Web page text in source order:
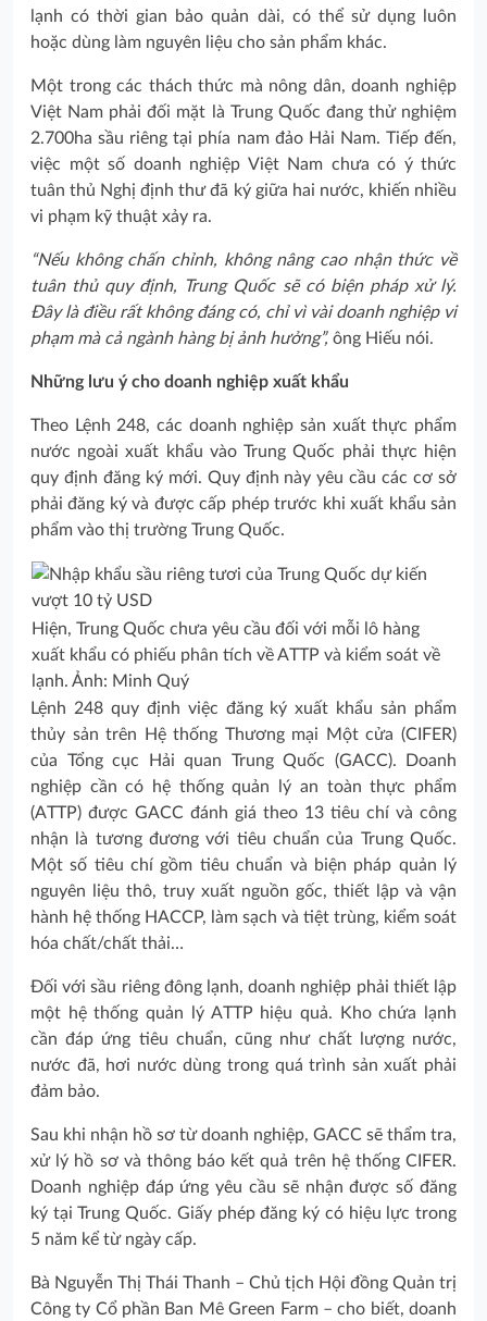
lạnh có thời gian bảo quản dài, có thể sử dụng luôn
hoặc dùng làm nguyên liệu cho sản phẩm khác.
Một trong các thách thức mà nông dân, doanh nghiệp
Việt Nam phải đối mặt là Trung Quốc đang thử nghiệm
2.700ha sầu riêng tại phía nam đảo Hải Nam. Tiếp đến,
việc một số doanh nghiệp Việt Nam chưa có ý thức
tuân thủ Nghị định thư đã ký giữa hai nước, khiến nhiều
vi phạm kỹ thuật xảy ra.
“Nếu không chấn chỉnh, không nâng cao nhận thức về
tuân thủ quy định, Trung Quốc sẽ có biện pháp xử lý.
Đây là điều rất không đáng có, chỉ vì vài doanh nghiệp vi
phạm mà cả ngành hàng bị ảnh hưởng”, ông Hiếu nói.
Những lưu ý cho doanh nghiệp xuất khẩu
Theo Lệnh 248, các doanh nghiệp sản xuất thực phẩm
nước ngoài xuất khẩu vào Trung Quốc phải thực hiện
quy định đăng ký mới. Quy định này yêu cầu các cơ sở
phải đăng ký và được cấp phép trước khi xuất khẩu sản
phẩm vào thị trường Trung Quốc.
Hiện, Trung Quốc chưa yêu cầu đối với mỗi lô hàng
xuất khẩu có phiếu phân tích về ATTP và kiểm soát về
lạnh. Ảnh: Minh Quý
Lệnh 248 quy định việc đăng ký xuất khẩu sản phẩm
thủy sản trên Hệ thống Thương mại Một cửa (CIFER)
của Tổng cục Hải quan Trung Quốc (GACC). Doanh
nghiệp cần có hệ thống quản lý an toàn thực phẩm
(ATTP) được GACC đánh giá theo 13 tiêu chí và công
nhận là tương đương với tiêu chuẩn của Trung Quốc.
Một số tiêu chí gồm tiêu chuẩn và biện pháp quản lý
nguyên liệu thô, truy xuất nguồn gốc, thiết lập và vận
hành hệ thống HACCP, làm sạch và tiệt trùng, kiểm soát
hóa chất/chất thải…
Đối với sầu riêng đông lạnh, doanh nghiệp phải thiết lập
một hệ thống quản lý ATTP hiệu quả. Kho chứa lạnh
cần đáp ứng tiêu chuẩn, cũng như chất lượng nước,
nước đã, hơi nước dùng trong quá trình sản xuất phải
đảm bảo.
Sau khi nhận hồ sơ từ doanh nghiệp, GACC sẽ thẩm tra,
xử lý hồ sơ và thông báo kết quả trên hệ thống CIFER.
Doanh nghiệp đáp ứng yêu cầu sẽ nhận được số đăng
ký tại Trung Quốc. Giấy phép đăng ký có hiệu lực trong
5 năm kể từ ngày cấp.
Bà Nguyễn Thị Thái Thanh – Chủ tịch Hội đồng Quản trị
Công ty Cổ phần Ban Mê Green Farm – cho biết, doanh